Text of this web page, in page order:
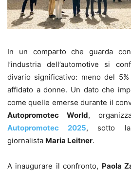
In un comparto che guarda
l’industria dell’automotive si
divario significativo: meno del
affidato a donne. Un dato che
come quelle emerse durante il
Autopromotec World,
Autopromotec 2025, sotto la
giornalista Maria Leitner.
A inaugurare il confronto, Paola